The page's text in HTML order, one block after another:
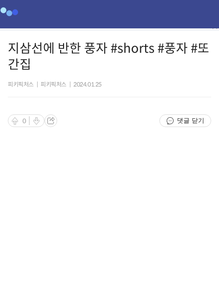
지삼선에 반한 풍자 #shorts #풍자 #또
간집
피키픽처스 피키픽처스 2024.01.25
0 댓글 닫기